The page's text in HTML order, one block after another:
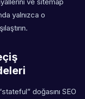
yalnızca o
doğasını SEO